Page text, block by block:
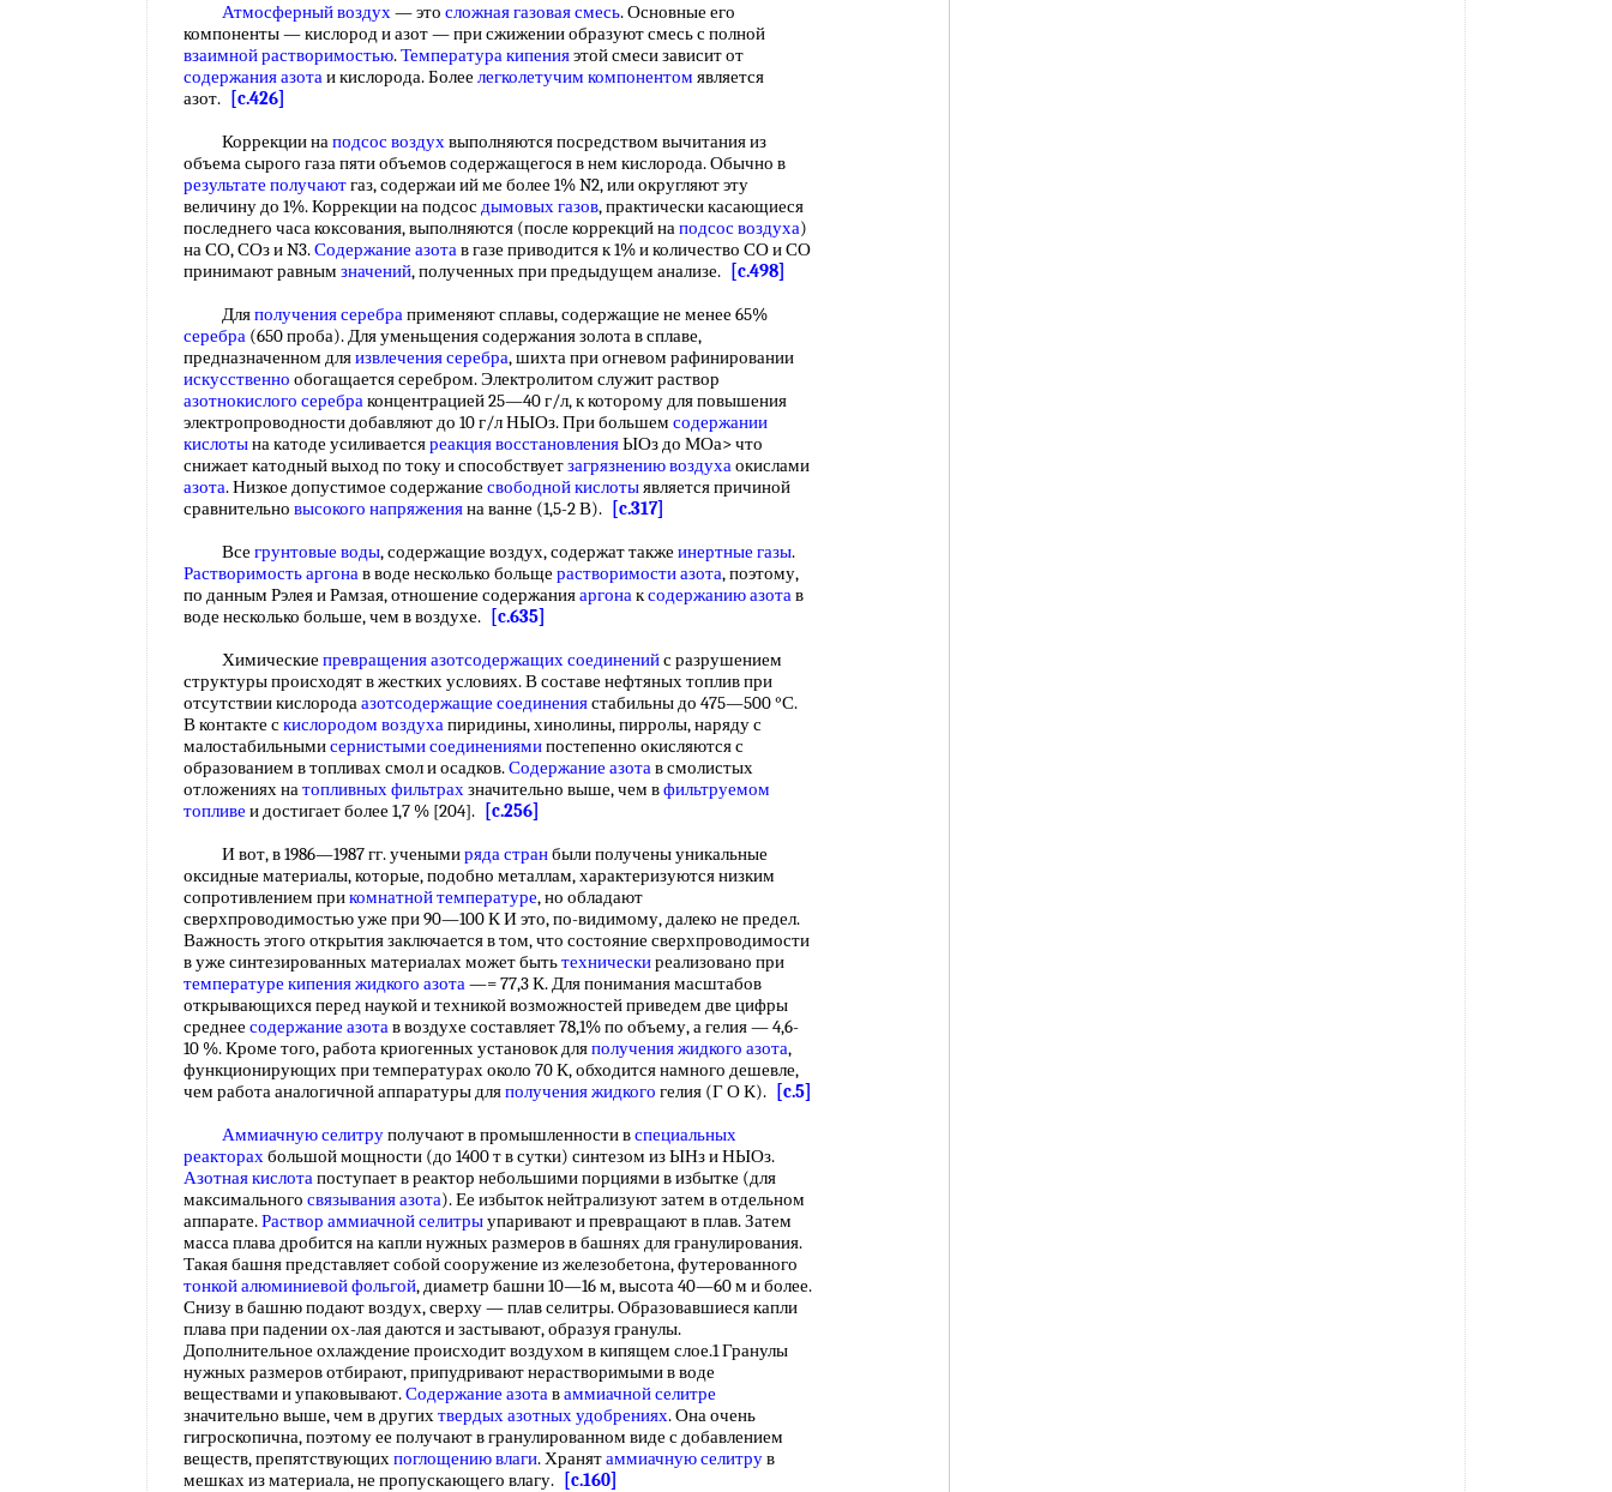
Атмосферный воздух— это сложнаягазовая смесь. Основные его
компоненты — кислород и азот — при сжижении образуют смесь с полной
взаимной растворимостью.Температура кипенияэтой смеси зависит от
содержания азотаи кислорода. Более легколетучим компонентом является
азот.
[c.426]
Коррекции наподсос воздухвыполняются посредством вычитания из
объема сырого газа пяти объемов содержащегося в нем кислорода. Обычно в
результате получаютгаз, содержаи ий ме более 1% N2, или округляют эту
величину до 1%. Коррекции на подсосдымовых газов, практически касающиеся
последнего часа коксования, выполняются (после коррекций наподсос воздуха)
на СО, СОз и N3.Содержание азотав газе приводится к 1% и количество СО и СО
принимают равным значений, полученных при предыдущем анализе.
[c.498]
Дляполучения серебраприменяют сплавы, содержащие не менее 65%
серебра (650 проба). Для уменьщения содержания золота в сплаве,
предназначенном дляизвлечения серебра, шихта при огневом рафинировании
искусственно обогащается серебром. Электролитом служит раствор
азотнокислого серебраконцентрацией 25—40 г/л, к которому для повышения
электропроводности добавляют до 10 г/л НЫОз. При большем содержании
кислотына катоде усиливаетсяреакция восстановленияЫОз до МОа> что
снижает катодный выход по току и способствуетзагрязнению воздухаокислами
азота. Низкое допустимое содержание свободной кислотыявляется причиной
сравнительно высокого напряженияна ванне (1,5-2 В).
[c.317]
Все грунтовые воды, содержащие воздух, содержат также инертные газы.
Растворимость аргонав воде несколько больще растворимости азота, поэтому,
по данным Рэлея и Рамзая, отношение содержанияаргонаксодержанию азотав
воде несколько больше, чем в воздухе.
[c.635]
Химические превращения азотсодержащих соединенийс разрушением
структуры происходят в жестких условиях. В составе нефтяных топлив при
отсутствии кислородаазотсодержащие соединениястабильны до 475—500 °С.
В контакте скислородом воздухапиридины, хинолины, пирролы, наряду с
малостабильнымисернистыми соединениямипостепенно окисляются с
образованием в топливах смол и осадков.Содержание азотав смолистых
отложениях натопливных фильтрахзначительно выше, чем вфильтруемом
топливе и достигает более 1,7 % [204].
[c.256]
И вот, в 1986—1987 гг. ученымирядастранбыли получены уникальные
оксидные материалы, которые, подобно металлам, характеризуются низким
сопротивлением прикомнатной температуре, но обладают
сверхпроводимостью уже при 90—100 К И это, по-видимому, далеко не предел.
Важность этого открытия заключается в том, что состояние сверхпроводимости
в уже синтезированных материалах может бытьтехническиреализовано при
температуре кипения жидкого азота—= 77,3 К. Для понимания масштабов
открывающихся перед наукой и техникой возможностей приведем две цифры
среднее содержание азотав воздухе составляет 78,1% по объему, а гелия — 4,6-
10 %. Кроме того, работа криогенных установок дляполучения жидкого азота,
функционирующих при температурах около 70 К, обходится намного дешевле,
чем работа аналогичной аппаратуры дляполучения жидкого гелия (Г О К).
[c.5]
Аммиачную селитруполучают в промышленности вспециальных
реакторахбольшой мощности (до 1400 т в сутки) синтезом из ЫНз и НЫОз.
Азотная кислотапоступает в реактор небольшими порциями в избытке (для
максимального связывания азота). Ее избыток нейтрализуют затем в отдельном
аппарате.Раствор аммиачной селитрыупаривают и превращают в плав. Затем
масса плава дробится на капли нужных размеров в башнях для гранулирования.
Такая башня представляет собой сооружение из железобетона, футерованного
тонкойалюминиевой фольгой, диаметр башни 10—16 м, высота 40—60 м и более.
Снизу в башню подают воздух, сверху — плав селитры. Образовавшиеся капли
плава при падении ох-лая даются и застывают, образуя гранулы.
Дополнительное охлаждение происходит воздухом в кипящем слое.1 Гранулы
нужных размеров отбирают, припудривают нерастворимыми в воде
веществами и упаковывают.Содержание азотаваммиачной селитре
значительно выше, чем в другихтвердых азотных удобрениях. Она очень
гигроскопична, поэтому ее получают в гранулированном виде с добавлением
веществ, препятствующихпоглощению влаги. Хранятаммиачную селитрув
мешках из материала, не пропускающего влагу.
[c.160]